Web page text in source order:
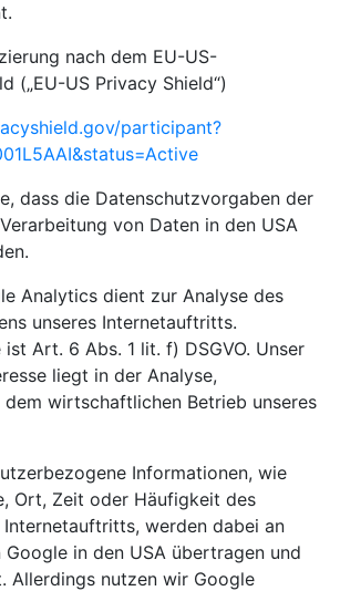
nach dem EU-US-
(„EU-US Privacy Shield“)
participant?
dass die Datenschutzvorgaben der
von Daten in den USA
Analytics dient zur Analyse des
unseres Internetauftritts.
Art. 6 Abs. 1 lit. f) DSGVO. Unser
liegt in der Analyse,
dem wirtschaftlichen Betrieb unseres
Informationen, wie
Ort, Zeit oder Häufigkeit des
Internetauftritts, werden dabei an
Google in den USA übertragen und
Allerdings nutzen wir Google